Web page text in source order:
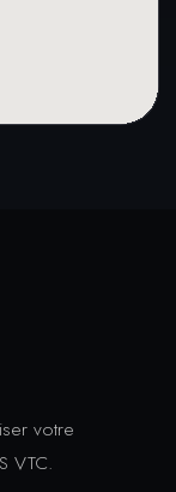
votre
VTC.